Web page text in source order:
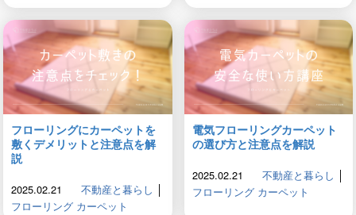
フローリングにカーペットを
敷くデメリットと注意点を解
説
2025.02.21 不動産と暮らし
フローリング カーペット
電気フローリングカーペット
の選び方と注意点を解説
2025.02.21 不動産と暮らし
フローリング カーペット